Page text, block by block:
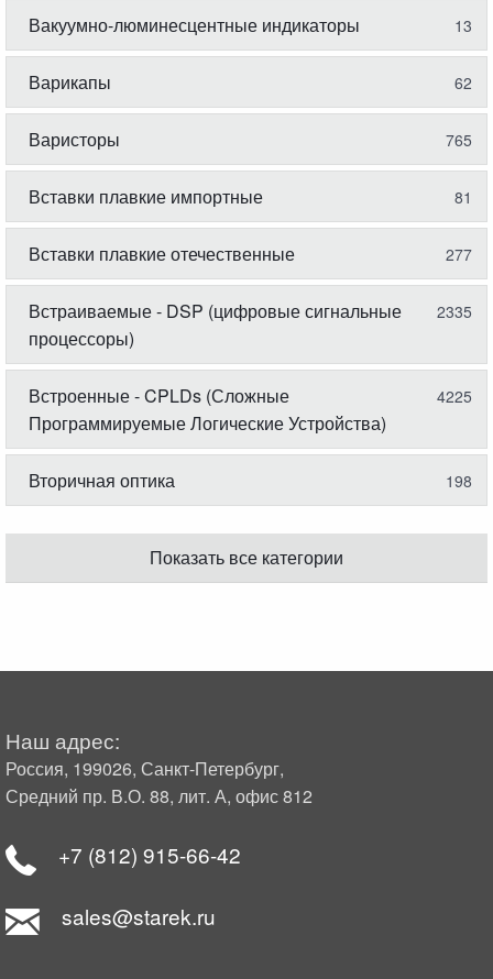
Вакуумно-люминесцентные индикаторы 13
Варикапы 62
Варисторы 765
Вставки плавкие импортные 81
Вставки плавкие отечественные 277
Встраиваемые - DSP (цифровые сигнальные
процессоры)
2335
Встроенные - CPLDs (Сложные
Программируемые Логические Устройства)
4225
Вторичная оптика 198
Показать все категории
Наш адрес:
Россия, 199026, Санкт-Петербург,
Средний пр. В.О. 88, лит. А, офис 812
+7 (812) 915-66-42
sales@starek.ru